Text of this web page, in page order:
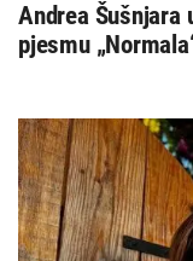
Andrea Šušnjara
pjesmu